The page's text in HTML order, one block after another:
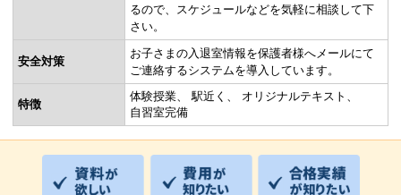
るので、スケジュールなどを気軽に相談して下
さい。
安全対策
お子さまの入退室情報を保護者様へメールにて
ご連絡するシステムを導入しています。
特徴
体験授業 駅近く
オリジナルテキスト
自習室完備